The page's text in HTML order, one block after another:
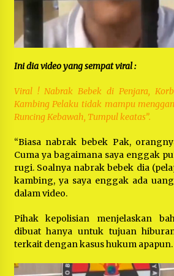
Ini dia video yang sempat viral :
Viral ! Nabrak Bebek di Penjara,
Kambing Pelaku tidak mampu
Runcing Kebawah, Tumpul keatas”.
“Biasa nabrak bebek Pak,
Cuma ya bagaimana saya enggak
rugi. Soalnya nabrak bebek dia
kambing, ya saya enggak ada
dalam video.
Pihak kepolisian menjelaskan
dibuat hanya untuk tujuan
terkait dengan kasus hukum apapun.